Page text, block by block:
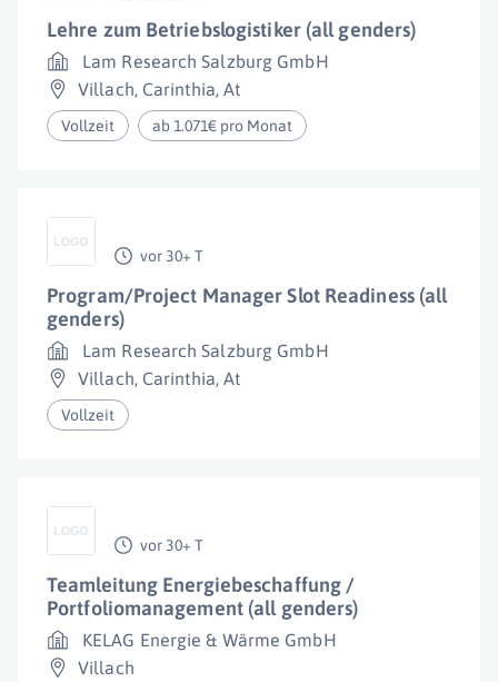
Lehre zum Betriebslogistiker (all genders)
Lam Research Salzburg GmbH
Villach, Carinthia,At
Vollzeit ab 1.071€ pro Monat
vor 30+ T
Program/Project Manager Slot Readiness (all
genders)
Lam Research Salzburg GmbH
Villach, Carinthia,At
Vollzeit
vor 30+ T
Teamleitung Energiebeschaffung /
Portfoliomanagement (all genders)
KELAG Energie & Wärme GmbH
Villach